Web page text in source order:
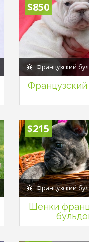
$850
Французский
Французский
$215
Французский
Щенки